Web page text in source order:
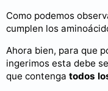
Como podemos
cumplen los
Ahora bien, para que
ingerimos esta debe
que contenga todos